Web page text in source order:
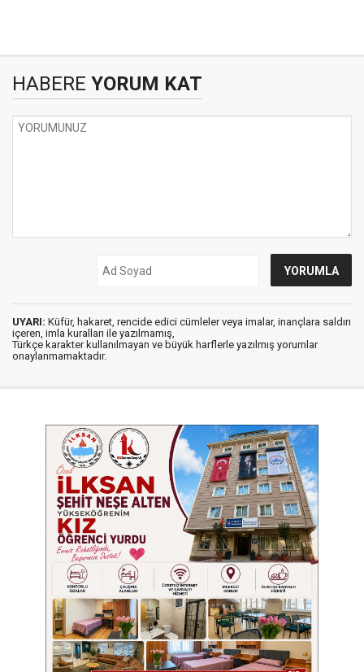
HABERE YORUM KAT
UYARI: Küfür, hakaret, rencide edici cümleler veya imalar, inançlara saldırı
içeren, imla kuralları ile yazılmamış,
Türkçe karakter kullanılmayan ve büyük harflerle yazılmış yorumlar
onaylanmamaktadır.